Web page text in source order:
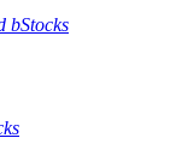
металлы и
bStocks